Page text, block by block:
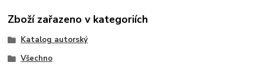
Zboží zařazeno v kategoriích
Katalog autorský
Všechno